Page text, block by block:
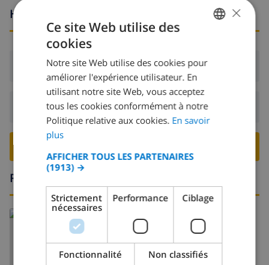
Heures d'arrivée et de départ
Arrivée:De 16:00 avant 19:00
Départ:Avant: 10:00
Région
DUTCH
SPANISH
GERMAN
DANISH
×
Ce site Web utilise des
cookies
Notre site Web utilise des cookies pour
améliorer l'expérience utilisateur. En
utilisant notre site Web, vous acceptez
tous les cookies conformément à notre
Politique relative aux cookies. En savoir
plus
AFFICHER TOUS LES PARTENAIRES
(1913) →
Strictement
nécessaires
Performance Ciblage
Fonctionnalité Non classifiés